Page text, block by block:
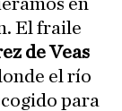
El fraile
de Veas
el río
para